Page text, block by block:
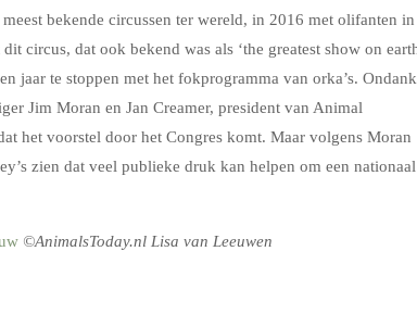
meest bekende circussen ter wereld, in 2016 met olifanten in
circus, dat ook bekend was als ‘the greatest show on
jaar te stoppen met het fokprogramma van orka’s.
Jim Moran en Jan Creamer, president van Animal
het voorstel door het Congres komt. Maar volgens Moran
zien dat veel publieke druk kan helpen om een nationaal
©AnimalsToday.nl Lisa van Leeuwen